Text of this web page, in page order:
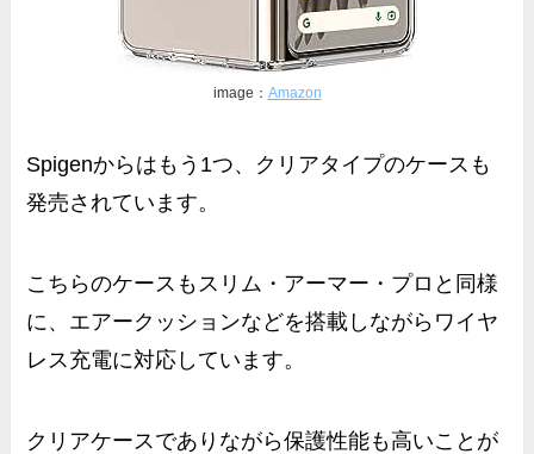
image： Amazon
Spigenからはもう1つ、クリアタイプのケースも
発売されています。
こちらのケースもスリム・アーマー・プロと同様
に、エアークッションなどを搭載しながらワイヤ
レス充電に対応しています。
クリアケースでありながら保護性能も高いことが